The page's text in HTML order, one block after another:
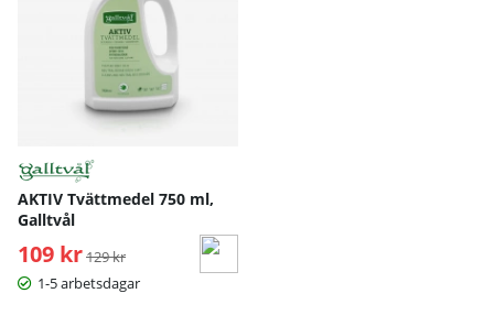
AKTIV Tvättmedel 750 ml,
Galltvål
109 kr Ordinarie pris:
129 kr
1-5 arbetsdagar